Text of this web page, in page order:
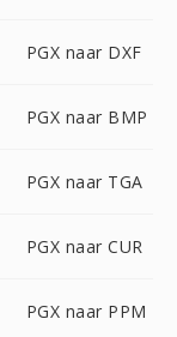
PGX naar DXF
PGX naar BMP
PGX naar TGA
PGX naar CUR
PGX naar PPM